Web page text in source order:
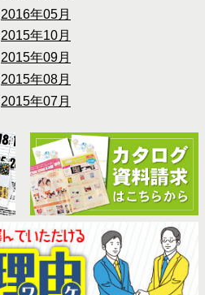
2016年05月
2015年10月
2015年09月
2015年08月
2015年07月